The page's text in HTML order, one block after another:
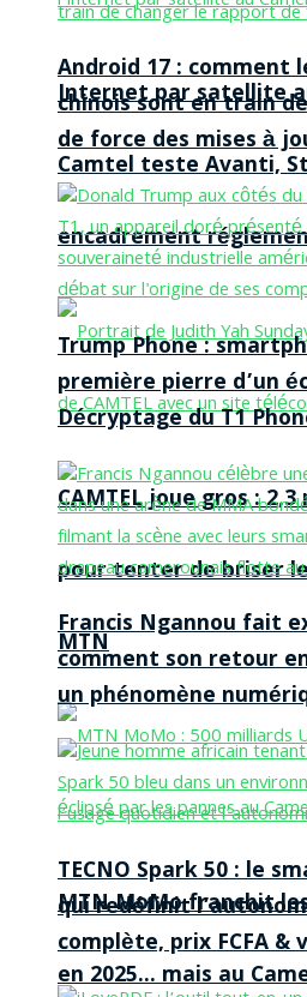
Internet par satellite
Camtel teste Avanti,
encadrement
CAMTEL joue gros :
pour tenter de briser
MTN
MTN MoMo franchit
en 2025… mais au
Android 17 : comment
chinois sont en train
de force des mises à
Trump Phone :
première pierre d’un
Décryptage du T1
Francis Ngannou fait
comment son retour
un phénomène
TECNO Spark 50 : le
qui redéfinit
complète, prix FCFA &